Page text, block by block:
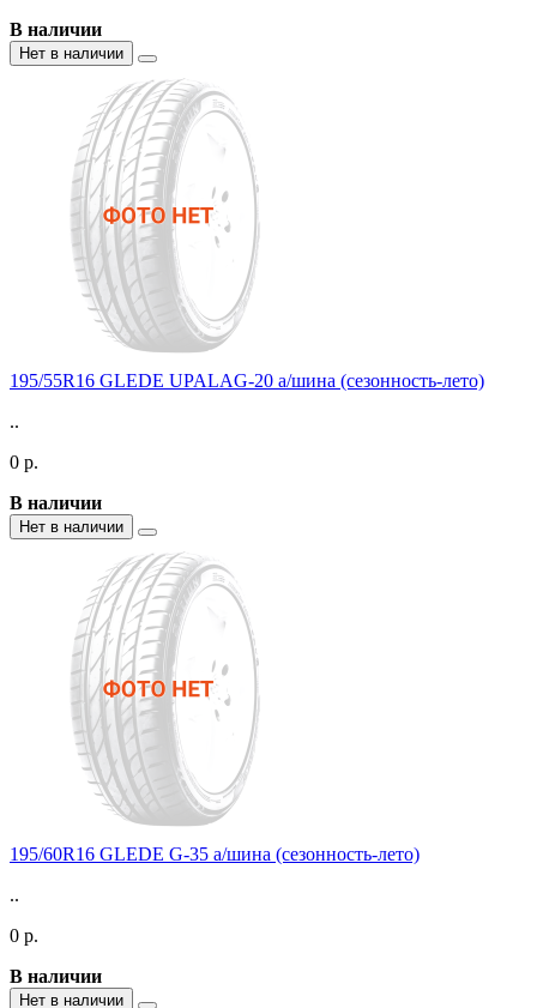
В наличии
Нет в наличии
195/55R16 GLEDE UPALAG-20 а/шина (сезонность-лето)
..
0 р.
В наличии
Нет в наличии
195/60R16 GLEDE G-35 а/шина (сезонность-лето)
..
0 р.
В наличии
Нет в наличии